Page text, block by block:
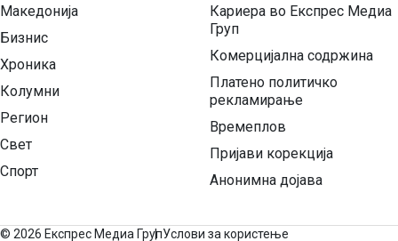
Македонија
Бизнис
Хроника
Колумни
Регион
Свет
Спорт
Кариера во Експрес Медиа
Груп
Комерцијална содржина
Платено политичко
рекламирање
Времеплов
Пријави корекција
Анонимна дојава
© 2026 Експрес Медиа ГрупУслови за користење